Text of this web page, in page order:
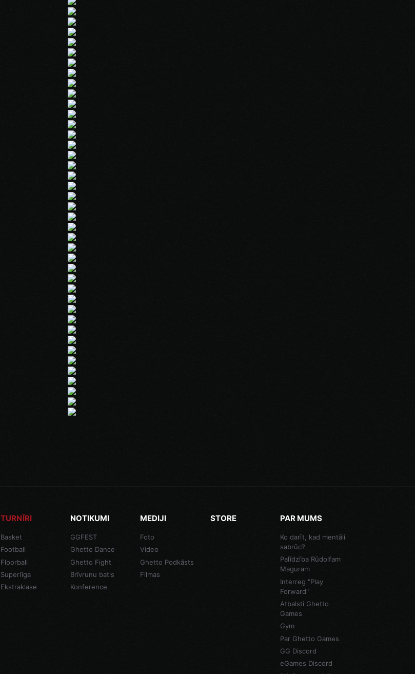
TURNĪRI
Basket
Football
Floorball
Superlīga
Ekstraklase
NOTIKUMI
GGFEST
Ghetto Dance
Ghetto Fight
Brīvrunu batls
Konference
MEDIJI
Foto
Video
Ghetto Podkāsts
Filmas
STORE PAR MUMS
Ko darīt, kad mentāli
sabrūc?
Palīdzība Rūdolfam
Maguram
Interreg "Play
Forward"
Atbalsti Ghetto
Games
Gym
Par Ghetto Games
GG Discord
eGames Discord